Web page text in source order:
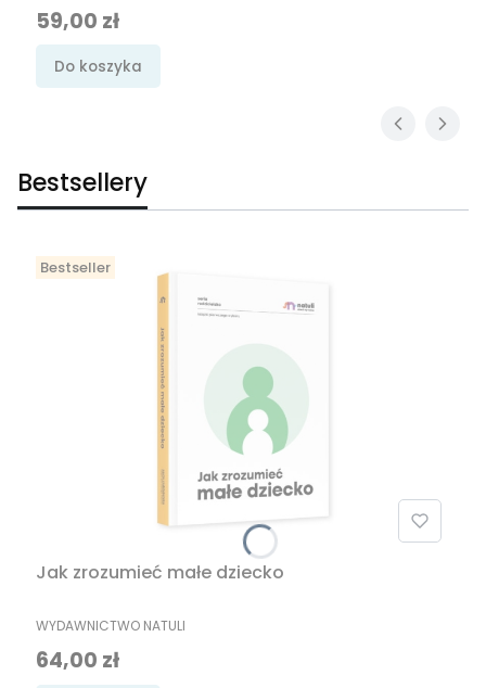
Cena
59,00 zł
Do koszyka
Bestsellery
Bestseller
Jak zrozumieć małe dziecko
PRODUCENT
WYDAWNICTWO NATULI
Cena
64,00 zł